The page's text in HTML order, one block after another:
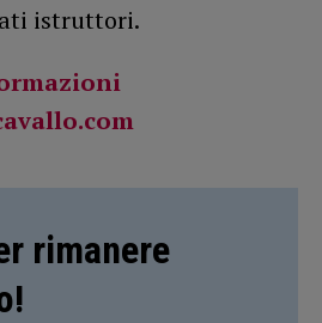
istruttori.
rimanere